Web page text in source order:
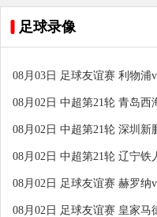
足球录像
08月03日 足球友谊赛 利物浦
08月02日 中超第21轮 青岛
08月02日 中超第21轮 深圳
08月02日 中超第21轮 辽宁
08月02日 足球友谊赛 赫罗纳
08月02日 足球友谊赛 皇家马